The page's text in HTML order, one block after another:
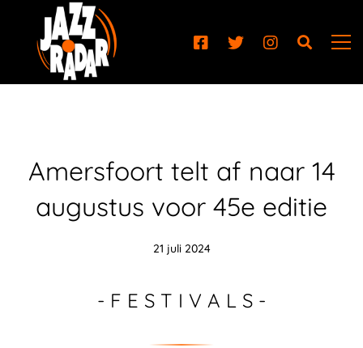
Amersfoort telt af naar 14
augustus voor 45e editie
21 juli 2024
- F E S T I V A L S -